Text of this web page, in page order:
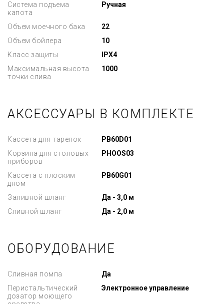
Система подъема
капота
Ручная
Объем моечного бака
22
Объем бойлера
10
Класс защиты
IPX4
Максимальная высота
точки слива
1000
АКСЕССУАРЫ В КОМПЛЕКТЕ
Кассета для тарелок
PB60D01
Корзина для столовых
приборов
PHOOS03
Кассета с плоским
дном
PB60G01
Заливной шланг
Да - 3,0 м
Сливной шланг
Да - 2,0 м
ОБОРУДОВАНИЕ
Сливная помпа
Да
Перистальтический
дозатор моющего
Электронное управление